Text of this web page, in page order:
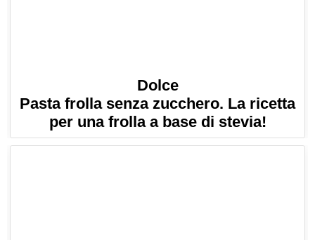
Dolce
Pasta frolla senza zucchero. La ricetta
per una frolla a base di stevia!